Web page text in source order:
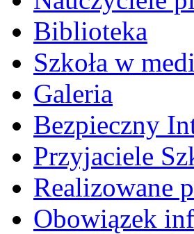
Biblioteka
Szkoła w
Galeria
Bezpieczny
Przyjaciele
Realizowane
Obowiązek